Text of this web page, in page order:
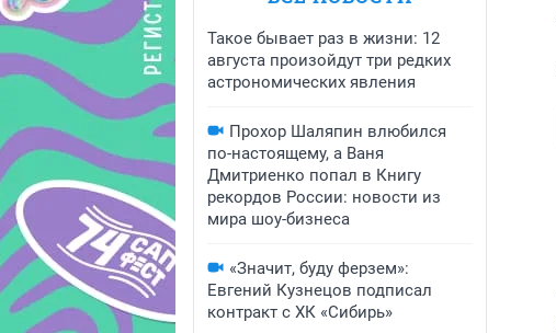
Такое бывает раз в жизни: 12
августа произойдут три редких
астрономических явления
Прохор Шаляпин влюбился
по-настоящему, а Ваня
Дмитриенко попал в Книгу
рекордов России: новости из
мира шоу-бизнеса
«Значит, буду ферзем»:
Евгений Кузнецов подписал
контракт с ХК «Сибирь»